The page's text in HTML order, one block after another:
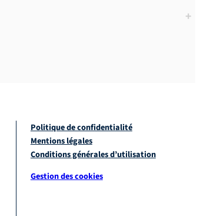
+
Politique de confidentialité
Mentions légales
Conditions générales d’utilisation
Gestion des cookies